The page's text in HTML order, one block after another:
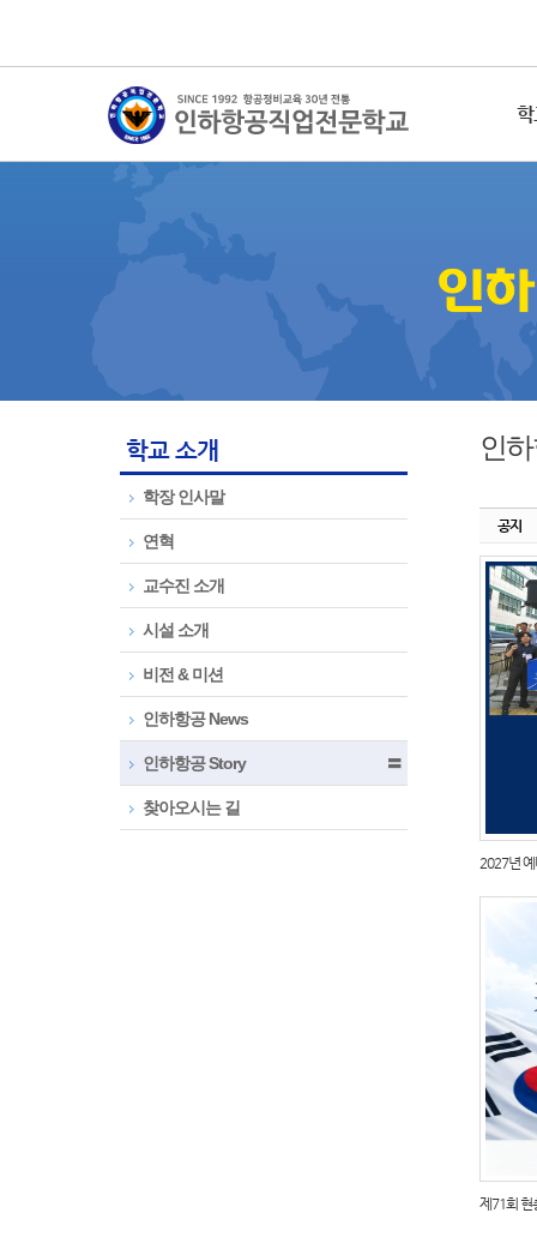
학
학교 소개
학장 인사말
연혁
교수진 소개
시설 소개
비전 & 미션
인하항공 News
인하항공 Story 〓
찾아오시는 길
인
공지
2027년
제71회 현